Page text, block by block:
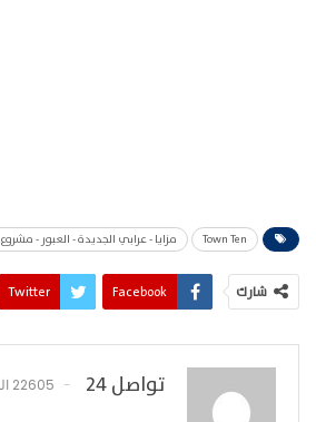
Town Ten مزايا - عرابي الجديدة - العبور - مشروع Town Ten
شارك Facebook
Twitter
تواصل 24 22605 المشاركات